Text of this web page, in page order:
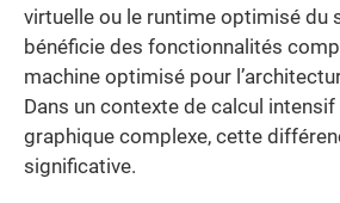
virtuelle ou le runtime optimisé du
bénéficie des fonctionnalités
machine optimisé pour
Dans un contexte de calcul
graphique complexe, cette
significative.